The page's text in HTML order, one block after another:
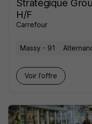
Stratégique
H/F
Carrefour
Massy - 91
Voir l’offre